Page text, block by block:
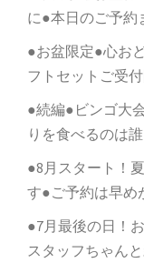
に●本日のご予約
●お盆限定●心お
フトセットご受
●続編●ビンゴ大
りを食べるのは
●8月スタート！
す●ご予約は早め
●7月最後の日！
スタッフちゃん